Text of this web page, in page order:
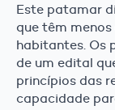
Este patamar
que têm
habitantes. Os
de um edital
princípios das
capacidade